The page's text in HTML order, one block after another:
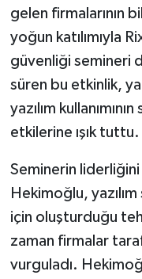
gelen firmalarının
yoğun katılımıyla
güvenliği semineri
süren bu etkinlik,
yazılım
etkilerine ışık tuttu.
Seminerin
Hekimoğlu,
için oluşturduğu
zaman firmalar
vurguladı.